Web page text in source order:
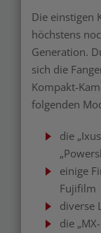
Die einstigen
höchstens
Generation.
sich die
Kompakt-
folgenden
die
einige
Fujifilm
diverse
die